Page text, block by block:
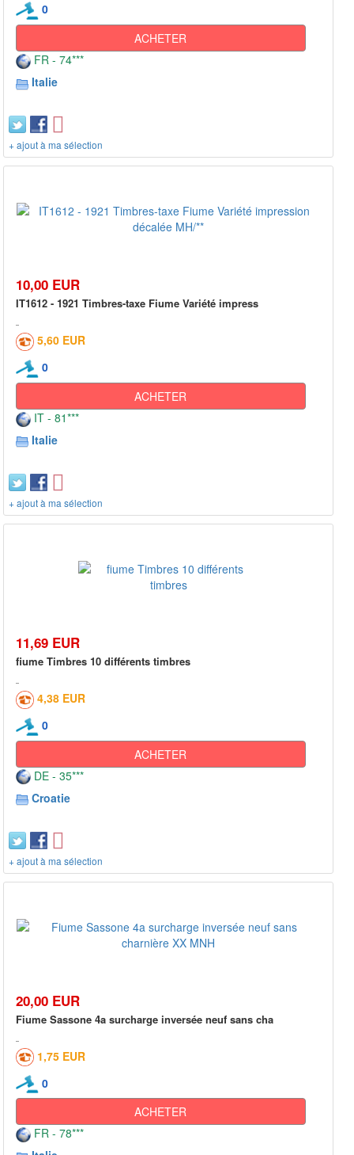
0
ACHETER
FR - 74***
Italie
+ ajout à ma sélection
10,00 EUR
IT1612 - 1921 Timbres-taxe Fiume Variété impress
5,60 EUR
0
ACHETER
IT - 81***
Italie
+ ajout à ma sélection
11,69 EUR
fiume Timbres 10 différents timbres
4,38 EUR
0
ACHETER
DE - 35***
Croatie
+ ajout à ma sélection
20,00 EUR
Fiume Sassone 4a surcharge inversée neuf sans cha
1,75 EUR
0
ACHETER
FR - 78***